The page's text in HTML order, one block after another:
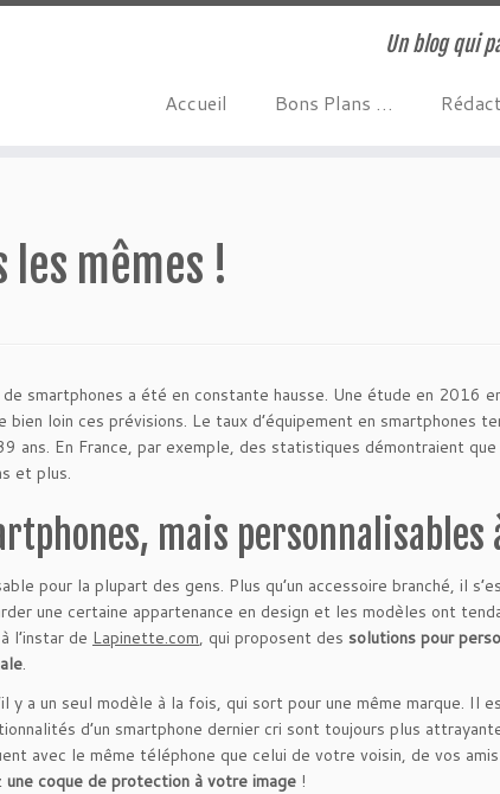
Un blog qui
Accueil Bons Plans …
les mêmes !
smartphones a été en constante hausse. Une étude en 2016
loin ces prévisions. Le taux d’équipement en smartphones
ans. En France, par exemple, des statistiques démontraient
et plus.
mais personnalisables
pour la plupart des gens. Plus qu’un accessoire branché, il
une certaine appartenance en design et les modèles ont
l’instar de Lapinette.com, qui proposent des solutions pour
.
y a un seul modèle à la fois, qui sort pour une même marque. Il
d’un smartphone dernier cri sont toujours plus
avec le même téléphone que celui de votre voisin, de vos
une coque de protection à votre image !